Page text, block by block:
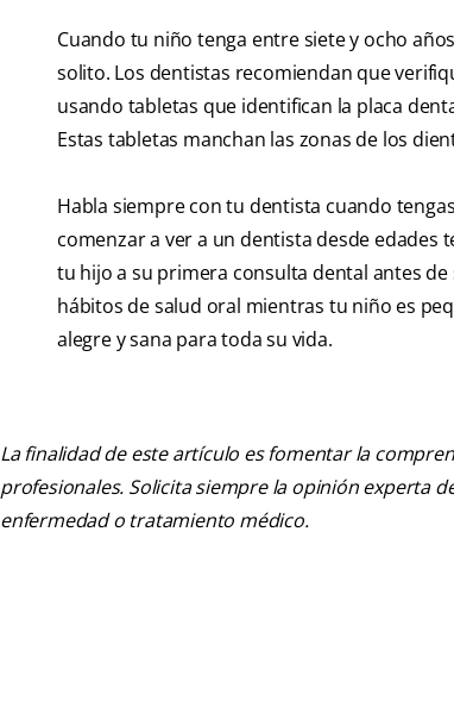
Cuando tu niño tenga entre siete y ocho
solito. Los dentistas recomiendan que
usando tabletas que identifican la placa
Estas tabletas manchan las zonas de los
Habla siempre con tu dentista cuando
comenzar a ver a un dentista desde edades
tu hijo a su primera consulta dental antes
hábitos de salud oral mientras tu niño es
alegre y sana para toda su vida.
La finalidad de este artículo es fomentar la
profesionales. Solicita siempre la opinión experta
enfermedad o tratamiento médico.